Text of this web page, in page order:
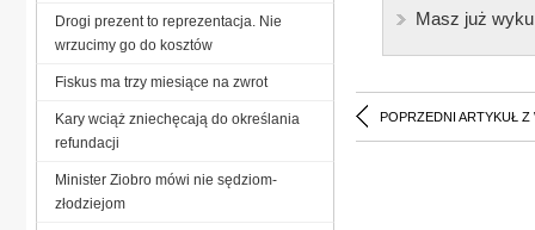
Masz już
POPRZEDNI ARTYKUŁ Z
Drogi prezent to reprezentacja. Nie
wrzucimy go do kosztów
Fiskus ma trzy miesiące na zwrot
Kary wciąż zniechęcają do określania
refundacji
Minister Ziobro mówi nie sędziom-
złodziejom